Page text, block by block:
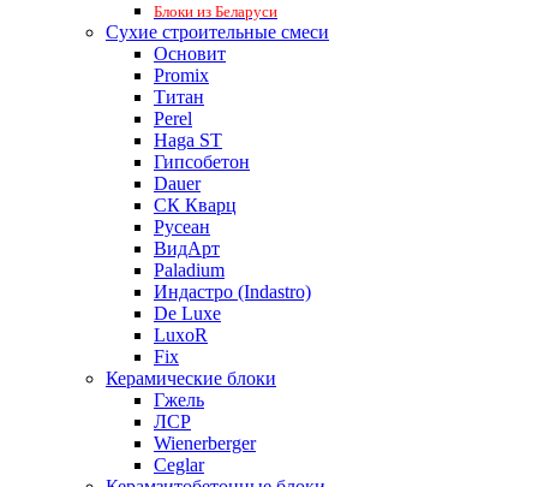
Блоки из Беларуси
Сухие строительные смеси
Основит
Promix
Титан
Perel
Haga ST
Гипсобетон
Dauer
СК Кварц
Русеан
ВидАрт
Paladium
Индастро (Indastro)
De Luxe
LuxoR
Fix
Керамические блоки
Гжель
ЛСР
Wienerberger
Ceglar